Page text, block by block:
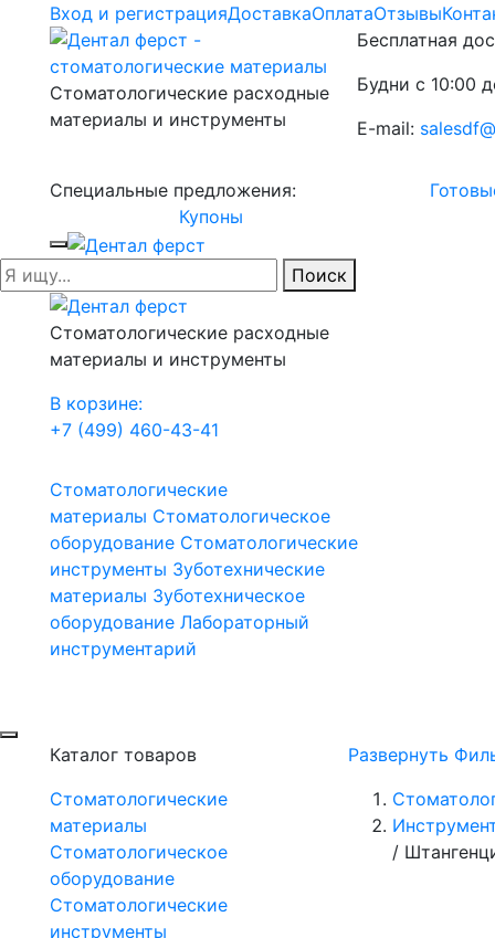
Вход и регистрацияДоставкаОплатаОтзывы
Стоматологические расходные
материалы и инструменты
Бесплатная
Будни с 10:00
E-mail:
Специальные предложения:
Купоны
Поиск
Стоматологические расходные
материалы и инструменты
В корзине:
+7 (499) 460-43-41
Стоматологические
материалы Стоматологическое
оборудование Стоматологические
инструменты Зуботехнические
материалы Зуботехническое
оборудование Лабораторный
инструментарий
Каталог товаров
Стоматологические
материалы
Стоматологическое
оборудование
Стоматологические
инструменты
Развернуть
/